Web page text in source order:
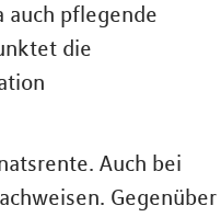
auch pflegende
die
Auch bei
Gegenüber